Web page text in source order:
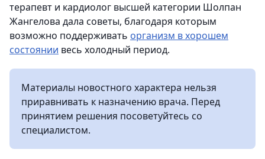
терапевт и кардиолог высшей категории Шолпан
Жангелова дала советы, благодаря которым
возможно поддерживать организм в хорошем
состоянии весь холодный период.
Материалы новостного характера нельзя
приравнивать к назначению врача. Перед
принятием решения посоветуйтесь со
специалистом.